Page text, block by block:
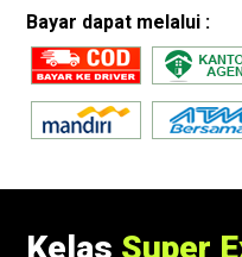
Bayar dapat melalui :
Kelas Super